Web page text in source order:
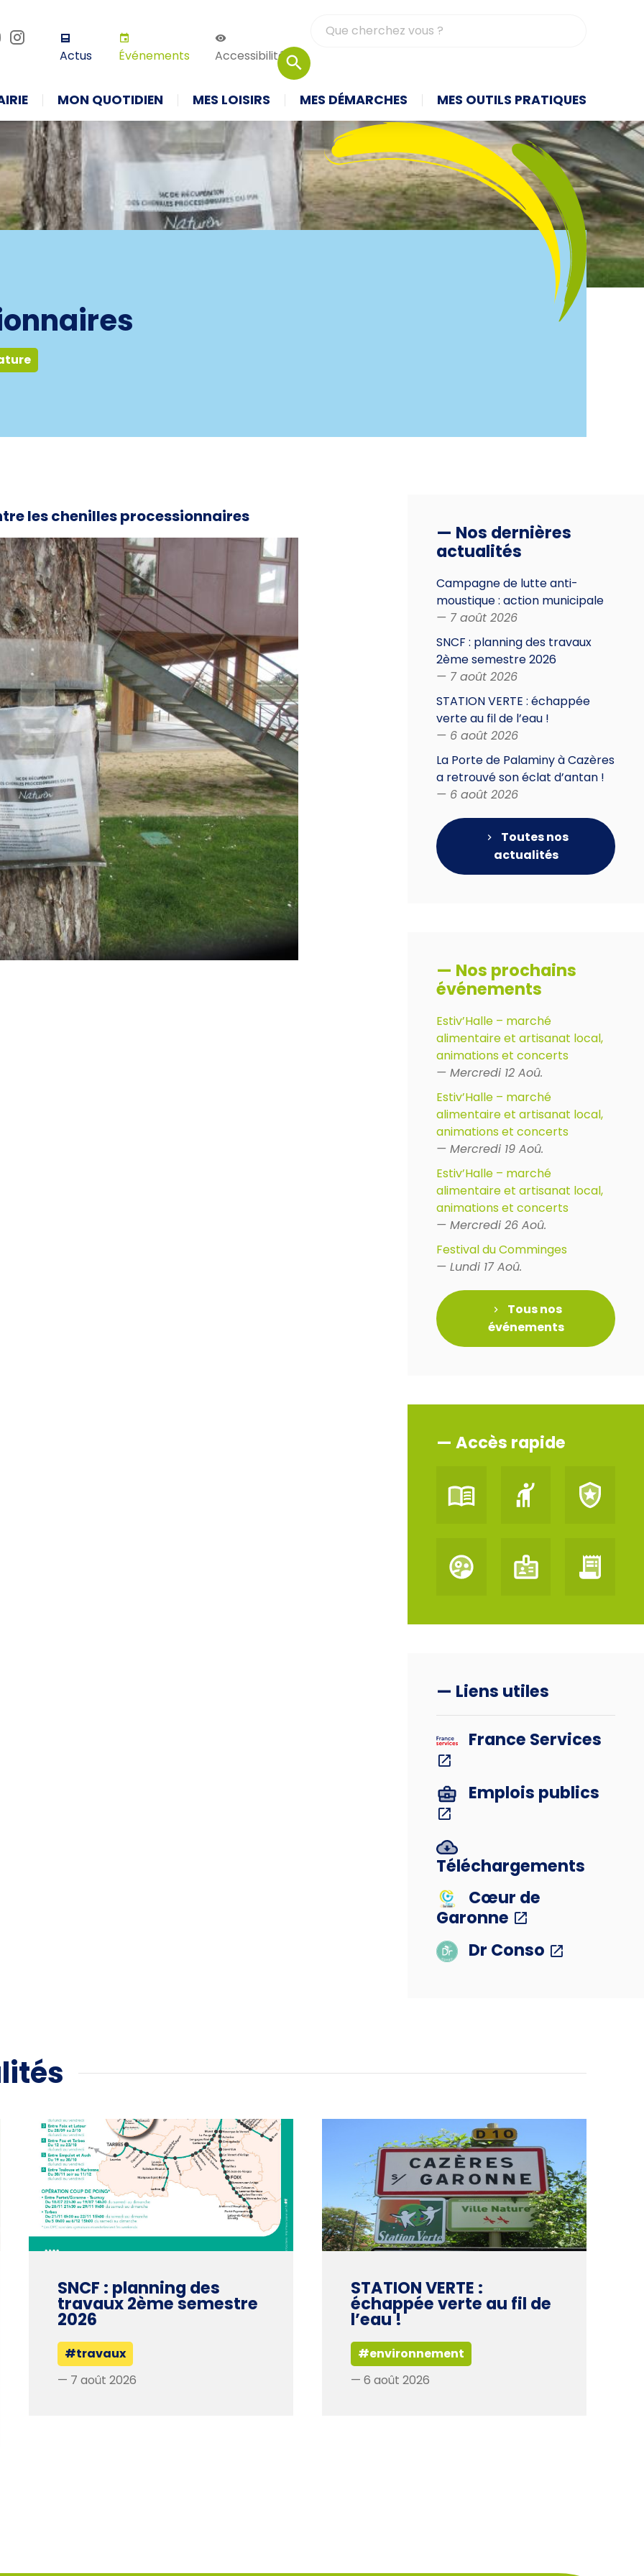
Actus Événements Accessibilité
MON QUOTIDIEN MES LOISIRS MES DÉMARCHES MES OUTILS PRATIQUES
les chenilles processionnaires
— Nos dernières
actualités
Campagne de lutte anti-
moustique : action municipale
— 7 août 2026
SNCF : planning des travaux
2ème semestre 2026
— 7 août 2026
STATION VERTE : échappée
verte au fil de l’eau !
— 6 août 2026
La Porte de Palaminy à Cazères
a retrouvé son éclat d’antan !
— 6 août 2026
Toutes nos
actualités
— Nos prochains
événements
Estiv’Halle – marché
alimentaire et artisanat local,
animations et concerts
— Mercredi 12 Aoû.
Estiv’Halle – marché
alimentaire et artisanat local,
animations et concerts
— Mercredi 19 Aoû.
Estiv’Halle – marché
alimentaire et artisanat local,
animations et concerts
— Mercredi 26 Aoû.
Festival du Comminges
— Lundi 17 Aoû.
Tous nos
événements
— Accès rapide
— Liens utiles
France Services
Emplois publics
Téléchargements
Cœur de
Garonne
Dr Conso
SNCF : planning des
travaux 2ème semestre
2026
#travaux
— 7 août 2026
STATION VERTE :
échappée verte au fil de
l’eau !
#environnement
— 6 août 2026